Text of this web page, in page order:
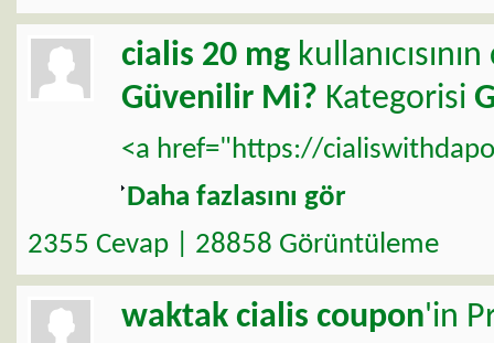
cialis 20 mg
Güvenilir Mi? Kategorisi
<a href="https://
Daha fazlasını gör
2355 Cevap | 28858 Görüntüleme
waktak cialis coupon'in